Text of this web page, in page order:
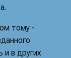
тому -
в других